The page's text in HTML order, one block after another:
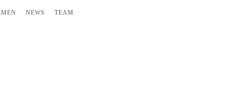
NEWS TEAM